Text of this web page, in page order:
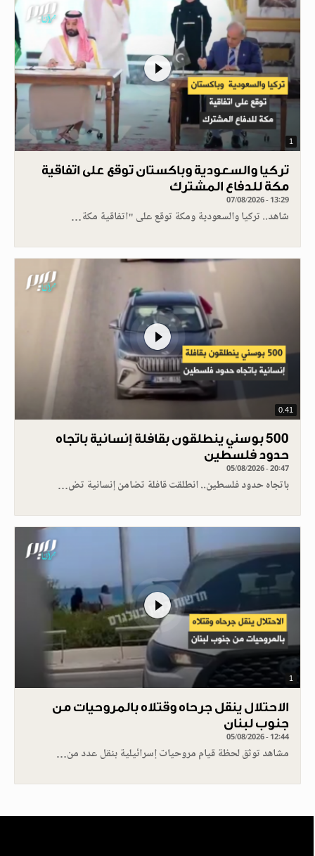
1
تركيا والسعودية وباكستان توقع على اتفاقية
مكة للدفاع المشترك
07/08/2026 - 13:29
شاهد.. تركيا والسعودية ومكة توقع على "اتفاقية مكة…
0.41
500 بوسني ينطلقون بقافلة إنسانية باتجاه
حدود فلسطين
05/08/2026 - 20:47
باتجاه حدود فلسطين.. انطلقت قافلة تضامن إنسانية تض…
1
الاحتلال ينقل جرحاه وقتلاه بالمروحيات من
جنوب لبنان
05/08/2026 - 12:44
مشاهد توثق لحظة قيام مروحيات إسرائيلية بنقل عدد من…